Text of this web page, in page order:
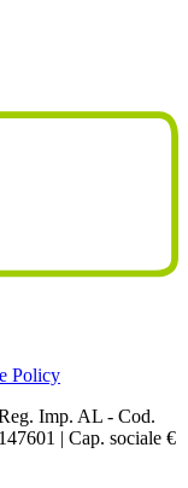
Policy
Imp. AL - Cod.
| Cap. sociale €